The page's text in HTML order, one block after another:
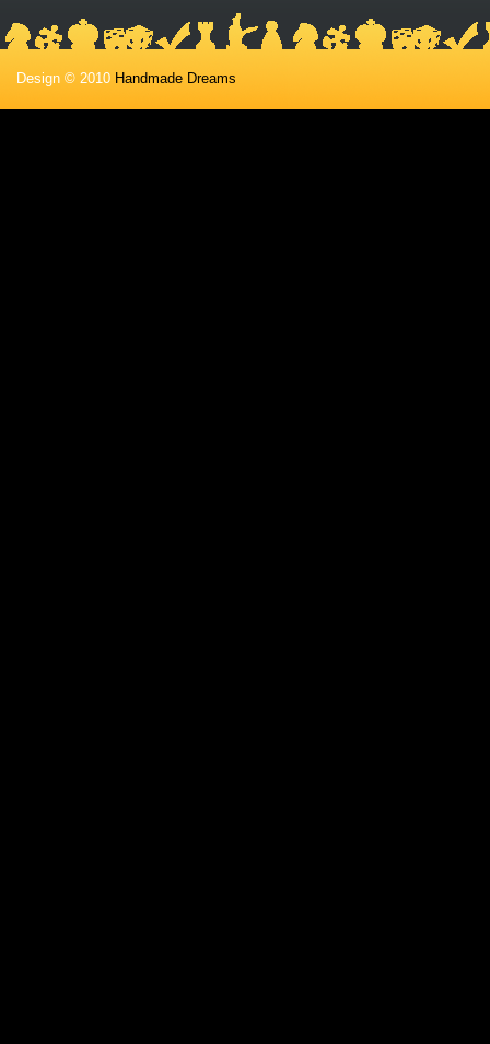
Design © 2010 Handmade Dreams